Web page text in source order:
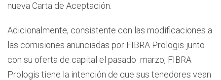
nueva Carta de Aceptación.
Adicionalmente, consistente con las modificaciones a
las comisiones anunciadas por FIBRA Prologis junto
con su oferta de capital el pasado marzo, FIBRA
Prologis tiene la intención de que sus tenedores vean